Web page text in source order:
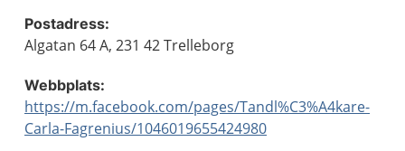
Postadress:
Algatan 64 A, 231 42 Trelleborg
Webbplats:
https://m.facebook.com/pages/Tandl%C3%A4kare-
Carla-Fagrenius/1046019655424980